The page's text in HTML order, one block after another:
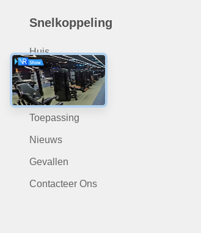
Snelkoppeling
Huis
Over Ons
Producten
Toepassing
Nieuws
Gevallen
Contacteer Ons